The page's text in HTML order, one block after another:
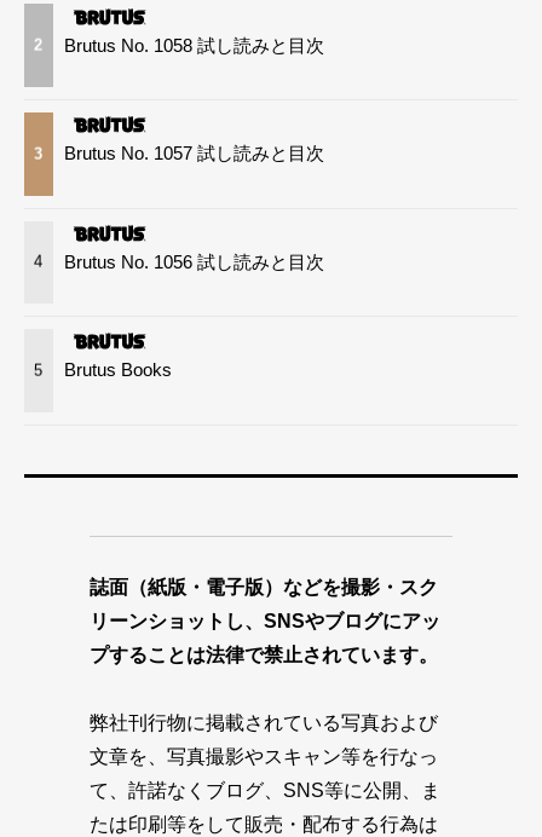
2 Brutus No. 1058 試し読みと目次
3 Brutus No. 1057 試し読みと目次
4 Brutus No. 1056 試し読みと目次
5 Brutus Books
誌面（紙版・電子版）などを撮影・スク
リーンショットし、SNSやブログにアッ
プすることは法律で禁止されています。
弊社刊行物に掲載されている写真および
文章を、写真撮影やスキャン等を行なっ
て、許諾なくブログ、SNS等に公開、ま
たは印刷等をして販売・配布する行為は